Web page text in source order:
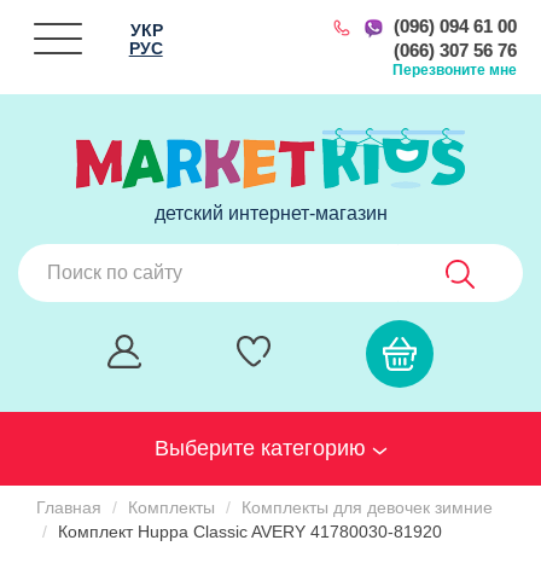
(096) 094 61 00
(066) 307 56 76
Перезвоните мне
УКР
РУС
детский интернет-магазин
Выберите категорию
Главная Комплекты
Комплекты для девочек зимние
Комплект Huppa Classic AVERY 41780030-81920